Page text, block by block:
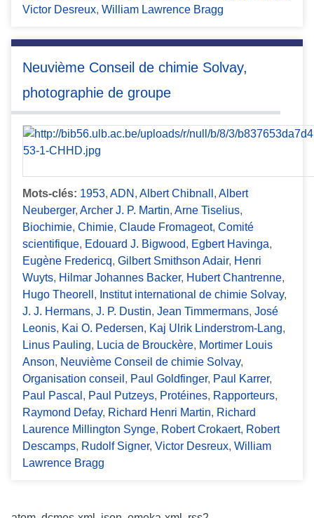
Victor Desreux, William Lawrence Bragg
Neuvième Conseil de chimie Solvay,
photographie de groupe
Mots-clés: 1953, ADN , Albert Chibnall , Albert
Neuberger, Archer J. P. Martin, Arne Tiselius,
Biochimie, Chimie, Claude Fromageot, Comité
scientifique, Edouard J. Bigwood, Egbert Havinga,
Eugène Fredericq, Gilbert Smithson Adair, Henri
Wuyts, Hilmar Johannes Backer, Hubert Chantrenne,
Hugo Theorell , Institut international de chimie Solvay,
J. J. Hermans, J. P. Dustin, Jean Timmermans, José
Leonis, Kai O. Pedersen, Kaj Ulrik Linderstrom-Lang,
Linus Pauling, Lucia de Brouckère, Mortimer Louis
Anson, Neuvième Conseil de chimie Solvay,
Organisation conseil , Paul Goldfinger, Paul Karrer,
Paul Pascal , Paul Putzeys, Protéines, Rapporteurs,
Raymond Defay, Richard Henri Martin, Richard
Laurence Millington Synge, Robert Crokaert, Robert
Descamps, Rudolf Signer, Victor Desreux, William
Lawrence Bragg